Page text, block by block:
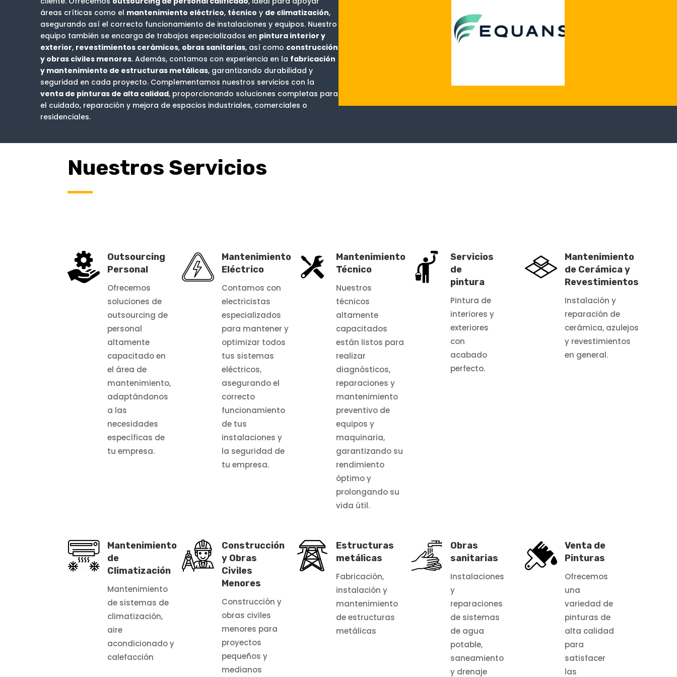
áreas críticas como el mantenimiento eléctrico, técnico y de climatización,
asegurando así el correcto funcionamiento de instalaciones y equipos. Nuestro
equipo también se encarga de trabajos especializados en pintura interior y
exterior, revestimientos cerámicos, obras sanitarias, así como construcción
y obras civiles menores. Además, contamos con experiencia en la fabricación
y mantenimiento de estructuras metálicas, garantizando durabilidad y
seguridad en cada proyecto. Complementamos nuestros servicios con la
venta de pinturas de alta calidad, proporcionando soluciones completas para
el cuidado, reparación y mejora de espacios industriales, comerciales o
residenciales.
Nuestros Servicios
Outsourcing
Personal
Ofrecemos
soluciones de
outsourcing de
personal
altamente
capacitado en
el área de
mantenimiento,
adaptándonos
a las
necesidades
específicas de
tu empresa.
Mantenimiento
Eléctrico
Contamos con
electricistas
especializados
para mantener y
optimizar todos
tus sistemas
eléctricos,
asegurando el
correcto
funcionamiento
de tus
instalaciones y
la seguridad de
tu empresa.
Mantenimiento
Técnico
Nuestros
técnicos
altamente
capacitados
están listos para
realizar
diagnósticos,
reparaciones y
mantenimiento
preventivo de
equipos y
maquinaria,
garantizando su
rendimiento
óptimo y
prolongando su
vida útil.
Servicios
de
pintura
Pintura de
interiores y
exteriores
con
acabado
perfecto.
Mantenimiento
de Cerámica y
Revestimientos
Instalación y
reparación de
cerámica, azulejos
y revestimientos
en general.
Mantenimiento
de
Climatización
Mantenimiento
de sistemas de
climatización,
aire
acondicionado y
calefacción
Construcción
y Obras
Civiles
Menores
Construcción y
obras civiles
menores para
proyectos
pequeños y
medianos
Estructuras
metálicas
Fabricación,
instalación y
mantenimiento
de estructuras
metálicas
Obras
sanitarias
Instalaciones
y
reparaciones
de sistemas
de agua
potable,
saneamiento
y drenaje
Venta de
Pinturas
Ofrecemos
una
variedad de
pinturas de
alta calidad
para
satisfacer
las